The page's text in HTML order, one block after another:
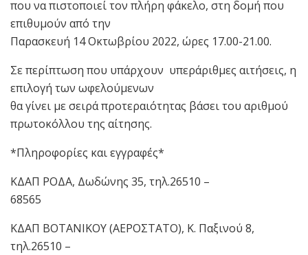
που να πιστοποιεί τον πλήρη φάκελο, στη δομή που
επιθυμούν από την
Παρασκευή 14 Οκτωβρίου 2022, ώρες 17.00-21.00.
Σε περίπτωση που υπάρχουν υπεράριθμες αιτήσεις, η
επιλογή των ωφελούμενων
θα γίνει με σειρά προτεραιότητας βάσει του αριθμού
πρωτοκόλλου της αίτησης.
*Πληροφορίες και εγγραφές*
ΚΔΑΠ ΡΟΔΑ, Δωδώνης 35, τηλ.26510 –
68565
ΚΔΑΠ ΒΟΤΑΝΙΚΟΥ (ΑΕΡΟΣΤΑΤΟ), Κ. Παξινού 8,
τηλ.26510 –